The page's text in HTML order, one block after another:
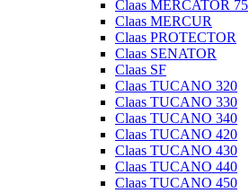
Claas MERCATOR 75
Claas MERCUR
Claas PROTECTOR
Claas SENATOR
Claas SF
Claas TUCANO 320
Claas TUCANO 330
Claas TUCANO 340
Claas TUCANO 420
Claas TUCANO 430
Claas TUCANO 440
Claas TUCANO 450